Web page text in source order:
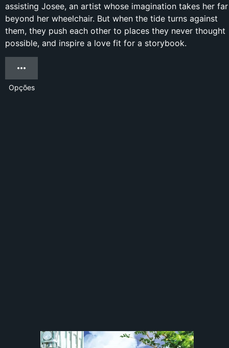
assisting Josee, an artist whose imagination takes her far
beyond her wheelchair. But when the tide turns against
them, they push each other to places they never thought
possible, and inspire a love fit for a storybook.
Opções